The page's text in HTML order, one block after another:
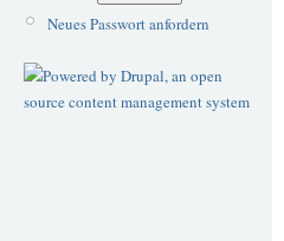
Neues Passwort anfordern